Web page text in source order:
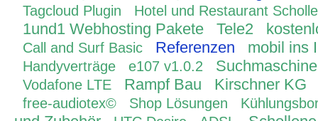
Tagcloud Plugin
Hotel und Restaurant
1und1 Webhosting Pakete Tele2
Call and Surf Basic Referenzen mobil ins
Handyverträge e107 v1.0.2
Vodafone LTE Rampf Bau Kirschner KG
free-audiotex© Shop Lösungen